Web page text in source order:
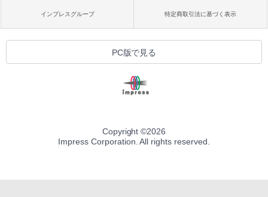
インプレスグループ 特定商取引法に基づく表示
PC版で見る
Copyright ©2026
Impress Corporation. All rights reserved.